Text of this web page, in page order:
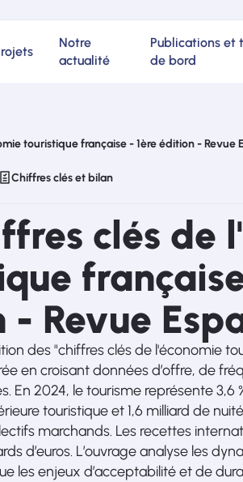
Notre
actualité
Publications et
de bord
touristique française - 1ère édition - Revue
Chiffres clés et bilan
clés de
Revue
des "chiffres clés de l'économie
en croisant données d’offre, de
En 2024, le tourisme représente 3,6
touristique et 1,6 milliard de
marchands. Les recettes
d’euros. L’ouvrage analyse les
les enjeux d’acceptabilité et de